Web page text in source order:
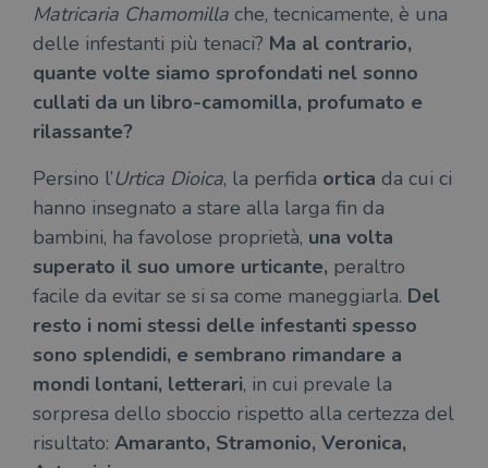
Matricaria Chamomilla che, tecnicamente, è una
delle infestanti più tenaci? Ma al contrario,
quante volte siamo sprofondati nel sonno
cullati da un libro-camomilla, profumato e
rilassante?
Persino l’Urtica Dioica, la perfida ortica da cui ci
hanno insegnato a stare alla larga fin da
bambini, ha favolose proprietà, una volta
superato il suo umore urticante, peraltro
facile da evitar se si sa come maneggiarla. Del
resto i nomi stessi delle infestanti spesso
sono splendidi, e sembrano rimandare a
mondi lontani, letterari, in cui prevale la
sorpresa dello sboccio rispetto alla certezza del
risultato: Amaranto, Stramonio, Veronica,